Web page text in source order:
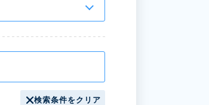
検索条件をクリア